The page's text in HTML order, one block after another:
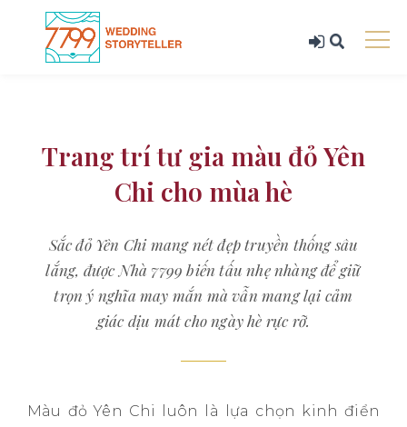
Trang trí tư gia màu đỏ Yên
Chi cho mùa hè
Sắc đỏ Yên Chi mang nét đẹp truyền thống sâu
lắng, được Nhà 7799 biến tấu nhẹ nhàng để giữ
trọn ý nghĩa may mắn mà vẫn mang lại cảm
giác dịu mát cho ngày hè rực rỡ.
Màu đỏ Yên Chi luôn là lựa chọn kinh điển